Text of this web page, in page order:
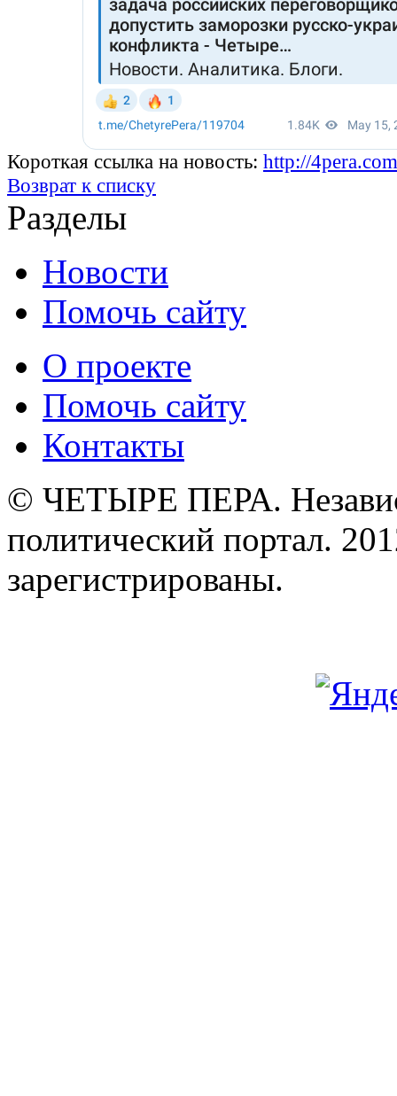
Короткая ссылка на новость: http://
Возврат к списку
Разделы
Новости
Помочь сайту
О проекте
Помочь сайту
Контакты
© ЧЕТЫРЕ ПЕРА.
политический портал.
зарегистрированы.